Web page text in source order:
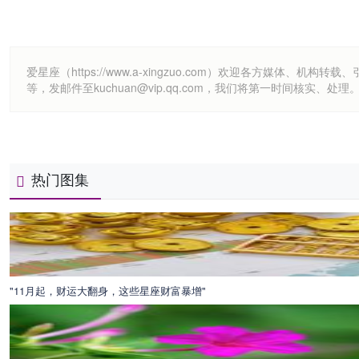
爱星座（https://www.a-xingzuo.com）欢迎各方媒体、机构转载
等，发邮件至kuchuan@vip.qq.com，我们将第一时间核实、处理
热门图集
"11月起，财运大翻身，这些星座财富暴增"